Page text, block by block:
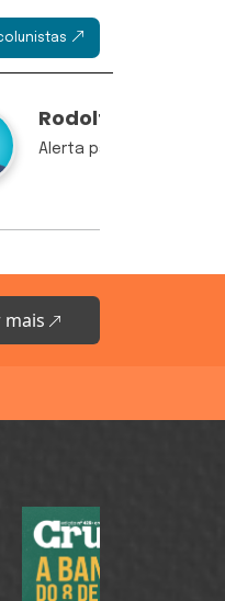
Rodolfo Borges
Alerta para Lula no
mais